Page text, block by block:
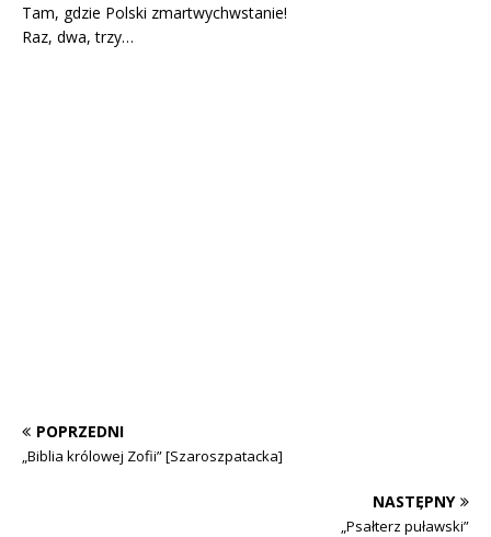
Tam, gdzie Polski zmartwychwstanie!
Raz, dwa, trzy…
POPRZEDNI
„Biblia królowej Zofii” [Szaroszpatacka]
NASTĘPNY
„Psałterz puławski”